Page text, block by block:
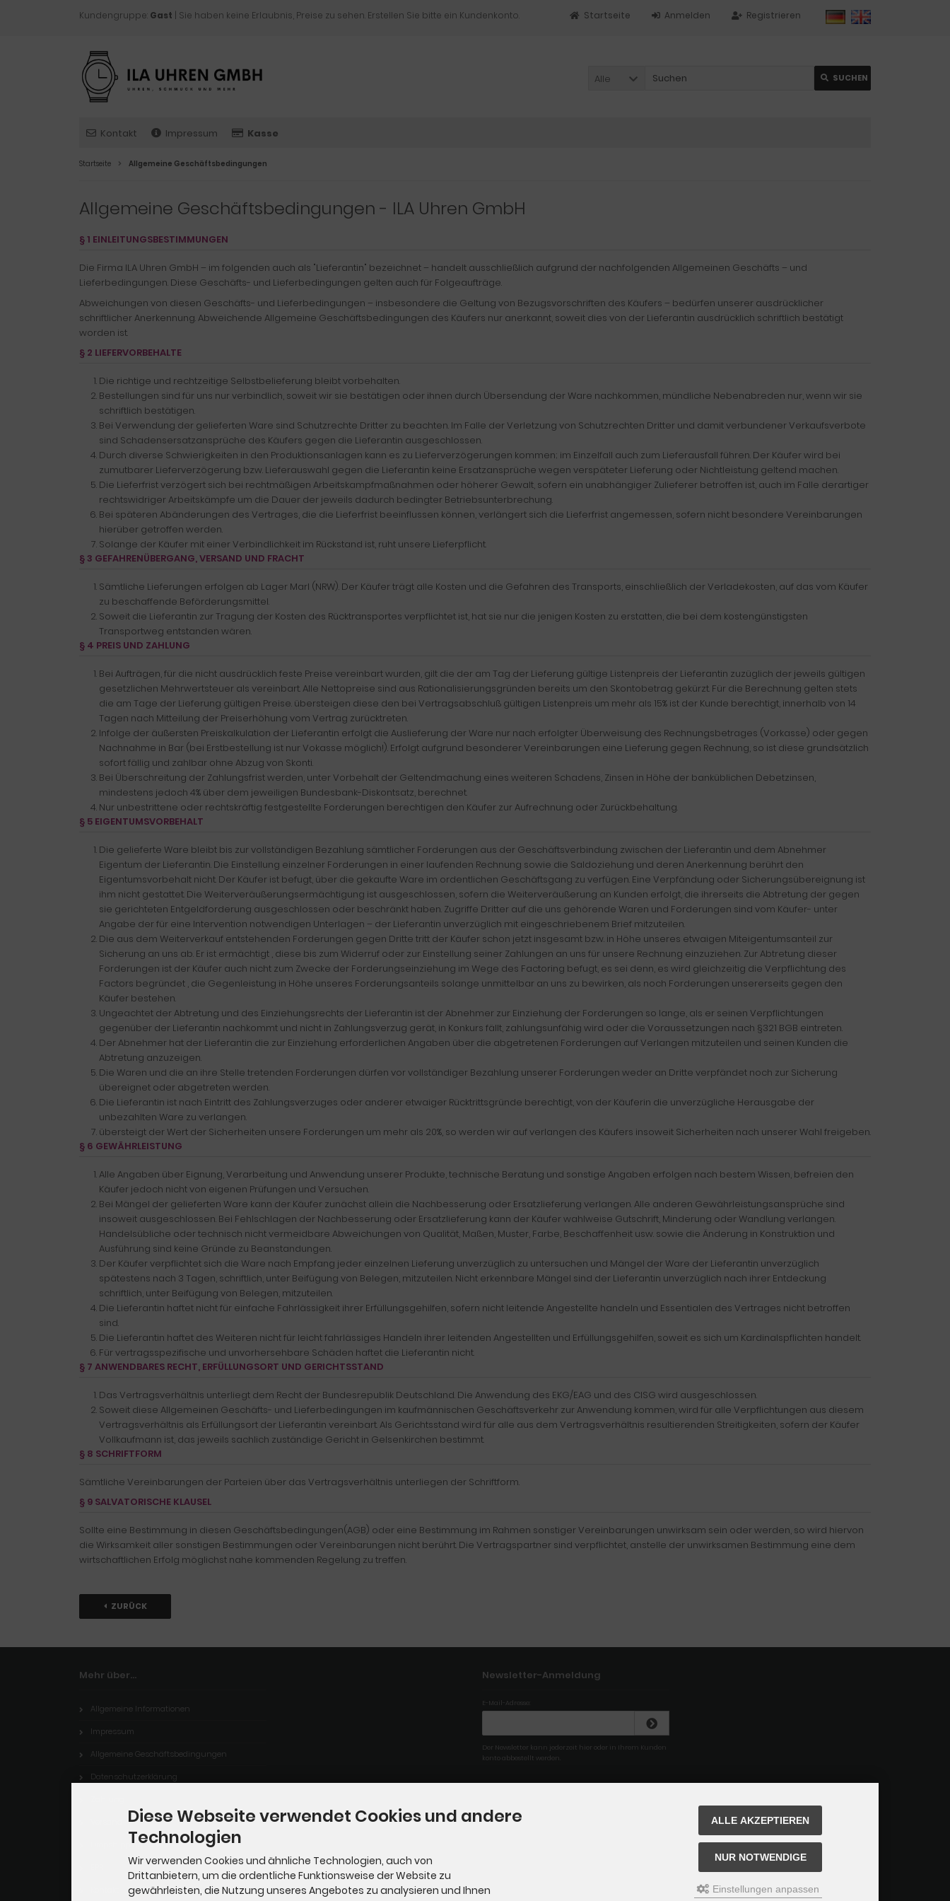
Kundengruppe: Gast | Sie haben keine Erlaubnis, Preise zu sehen. Erstellen Sie bitte ein Kundenkonto. Registrieren
Anmelden
Startseite
Alle SUCHEN
Kontakt Impressum Kasse
Startseite Allgemeine Geschäftsbedingungen
Allgemeine Geschäftsbedingungen - ILA Uhren GmbH
§ 1 EINLEITUNGSBESTIMMUNGEN
Die Firma ILA Uhren GmbH – im folgenden auch als "Lieferantin" bezeichnet – handelt ausschließlich aufgrund der nachfolgenden Allgemeinen Geschäfts – und
Lieferbedingungen. Diese Geschäfts- und Lieferbedingungen gelten auch für Folgeaufträge.
Abweichungen von diesen Geschäfts- und Lieferbedingungen – insbesondere die Geltung von Bezugsvorschriften des Käufers – bedürfen unserer ausdrücklicher
schriftlicher Anerkennung. Abweichende Allgemeine Geschäftsbedingungen des Käufers nur anerkannt, soweit dies von der Lieferantin ausdrücklich schriftlich bestätigt
worden ist.
§ 2 LIEFERVORBEHALTE
Die richtige und rechtzeitige Selbstbelieferung bleibt vorbehalten.
Bestellungen sind für uns nur verbindlich, soweit wir sie bestätigen oder ihnen durch Übersendung der Ware nachkommen, mündliche Nebenabreden nur, wenn wir sie
schriftlich bestätigen.
Bei Verwendung der gelieferten Ware sind Schutzrechte Dritter zu beachten. Im Falle der Verletzung von Schutzrechten Dritter und damit verbundener Verkaufsverbote
sind Schadensersatzansprüche des Käufers gegen die Lieferantin ausgeschlossen.
Durch diverse Schwierigkeiten in den Produktionsanlagen kann es zu Lieferverzögerungen kommen; im Einzelfall auch zum Lieferausfall führen. Der Käufer wird bei
zumutbarer Lieferverzögerung bzw. Lieferauswahl gegen die Lieferantin keine Ersatzansprüche wegen verspäteter Lieferung oder Nichtleistung geltend machen.
Die Lieferfrist verzögert sich bei rechtmäßigen Arbeitskampfmaßnahmen oder höherer Gewalt, sofern ein unabhängiger Zulieferer betroffen ist, auch im Falle derartiger
rechtswidriger Arbeitskämpfe um die Dauer der jeweils dadurch bedingter Betriebsunterbrechung.
Bei späteren Abänderungen des Vertrages, die die Lieferfrist beeinflussen können, verlängert sich die Lieferfrist angemessen, sofern nicht besondere Vereinbarungen
hierüber getroffen werden.
Solange der Käufer mit einer Verbindlichkeit im Rückstand ist, ruht unsere Lieferpflicht.
§ 3 GEFAHRENÜBERGANG, VERSAND UND FRACHT
Sämtliche Lieferungen erfolgen ab Lager Marl (NRW). Der Käufer trägt alle Kosten und die Gefahren des Transports, einschließlich der Verladekosten, auf das vom Käufer
zu beschaffende Beförderungsmittel.
Soweit die Lieferantin zur Tragung der Kosten des Rücktransportes verpflichtet ist, hat sie nur die jenigen Kosten zu erstatten, die bei dem kostengünstigsten
Transportweg entstanden wären.
§ 4 PREIS UND ZAHLUNG
Bei Aufträgen, für die nicht ausdrücklich feste Preise vereinbart wurden, gilt die der am Tag der Lieferung gültige Listenpreis der Lieferantin zuzüglich der jeweils gültigen
gesetzlichen Mehrwertsteuer als vereinbart. Alle Nettopreise sind aus Rationalisierungsgründen bereits um den Skontobetrag gekürzt. Für die Berechnung gelten stets
die am Tage der Lieferung gültigen Preise. übersteigen diese den bei Vertragsabschluß gültigen Listenpreis um mehr als 15% ist der Kunde berechtigt, innerhalb von 14
Tagen nach Mitteilung der Preiserhöhung vom Vertrag zurücktreten.
Infolge der äußersten Preiskalkulation der Lieferantin erfolgt die Auslieferung der Ware nur nach erfolgter Überweisung des Rechnungsbetrages (Vorkasse) oder gegen
Nachnahme in Bar (bei Erstbestellung ist nur Vokasse möglich!). Erfolgt aufgrund besonderer Vereinbarungen eine Lieferung gegen Rechnung, so ist diese grundsätzlich
sofort fällig und zahlbar ohne Abzug von Skonti.
Bei Überschreitung der Zahlungsfrist werden, unter Vorbehalt der Geltendmachung eines weiteren Schadens, Zinsen in Höhe der banküblichen Debetzinsen,
mindestens jedoch 4% über dem jeweiligen Bundesbank-Diskontsatz, berechnet.
Nur unbestrittene oder rechtskräftig festgestellte Forderungen berechtigen den Käufer zur Aufrechnung oder Zurückbehaltung.
§ 5 EIGENTUMSVORBEHALT
Die gelieferte Ware bleibt bis zur vollständigen Bezahlung sämtlicher Forderungen aus der Geschäftsverbindung zwischen der Lieferantin und dem Abnehmer
Eigentum der Lieferantin. Die Einstellung einzelner Forderungen in einer laufenden Rechnung sowie die Saldoziehung und deren Anerkennung berührt den
Eigentumsvorbehalt nicht. Der Käufer ist befugt, über die gekaufte Ware im ordentlichen Geschäftsgang zu verfügen. Eine Verpfändung oder Sicherungsübereignung ist
ihm nicht gestattet. Die Weiterveräußerungsermächtigung ist ausgeschlossen, sofern die Weiterveräußerung an Kunden erfolgt, die ihrerseits die Abtretung der gegen
sie gerichteten Entgeldforderung ausgeschlossen oder beschränkt haben. Zugriffe Dritter auf die uns gehörende Waren und Forderungen sind vom Käufer- unter
Angabe der für eine Intervention notwendigen Unterlagen – der Lieferantin unverzüglich mit eingeschriebenem Brief mitzuteilen.
Die aus dem Weiterverkauf entstehenden Forderungen gegen Dritte tritt der Käufer schon jetzt insgesamt bzw. in Höhe unseres etwaigen Miteigentumsanteil zur
Sicherung an uns ab. Er ist ermächtigt , diese bis zum Widerruf oder zur Einstellung seiner Zahlungen an uns für unsere Rechnung einzuziehen. Zur Abtretung dieser
Forderungen ist der Käufer auch nicht zum Zwecke der Forderungseinziehung im Wege des Factoring befugt, es sei denn, es wird gleichzeitig die Verpflichtung des
Factors begründet , die Gegenleistung in Höhe unseres Forderungsanteils solange unmittelbar an uns zu bewirken, als noch Forderungen unsererseits gegen den
Käufer bestehen.
Ungeachtet der Abtretung und des Einziehungsrechts der Lieferantin ist der Abnehmer zur Einziehung der Forderungen so lange, als er seinen Verpflichtungen
gegenüber der Lieferantin nachkommt und nicht in Zahlungsverzug gerät, in Konkurs fällt, zahlungsunfähig wird oder die Voraussetzungen nach §321 BGB eintreten.
Der Abnehmer hat der Lieferantin die zur Einziehung erforderlichen Angaben über die abgetretenen Forderungen auf Verlangen mitzuteilen und seinen Kunden die
Abtretung anzuzeigen.
Die Waren und die an ihre Stelle tretenden Forderungen dürfen vor vollständiger Bezahlung unserer Forderungen weder an Dritte verpfändet noch zur Sicherung
übereignet oder abgetreten werden.
Die Lieferantin ist nach Eintritt des Zahlungsverzuges oder anderer etwaiger Rücktrittsgründe berechtigt, von der Käuferin die unverzügliche Herausgabe der
unbezahlten Ware zu verlangen.
übersteigt der Wert der Sicherheiten unsere Forderungen um mehr als 20%, so werden wir auf verlangen des Käufers insoweit Sicherheiten nach unserer Wahl freigeben.
§ 6 GEWÄHRLEISTUNG
Alle Angaben über Eignung, Verarbeitung und Anwendung unserer Produkte, technische Beratung und sonstige Angaben erfolgen nach bestem Wissen, befreien den
Käufer jedoch nicht von eigenen Prüfungen und Versuchen.
Bei Mängel der gelieferten Ware kann der Käufer zunächst allein die Nachbesserung oder Ersatzlieferung verlangen. Alle anderen Gewährleistungsansprüche sind
insoweit ausgeschlossen. Bei Fehlschlagen der Nachbesserung oder Ersatzlieferung kann der Käufer wahlweise Gutschrift, Minderung oder Wandlung verlangen.
Handelsübliche oder technisch nicht vermeidbare Abweichungen von Qualität, Maßen, Muster, Farbe, Beschaffenheit usw. sowie die Änderung in Konstruktion und
Ausführung sind keine Gründe zu Beanstandungen.
Der Käufer verpflichtet sich die Ware nach Empfang jeder einzelnen Lieferung unverzüglich zu untersuchen und Mängel der Ware der Lieferantin unverzüglich
spätestens nach 3 Tagen, schriftlich, unter Beifügung von Belegen, mitzuteilen. Nicht erkennbare Mängel sind der Lieferantin unverzüglich nach ihrer Entdeckung
schriftlich, unter Beifügung von Belegen, mitzuteilen.
Die Lieferantin haftet nicht für einfache Fahrlässigkeit ihrer Erfüllungsgehilfen, sofern nicht leitende Angestellte handeln und Essentialen des Vertrages nicht betroffen
sind.
Die Lieferantin haftet des Weiteren nicht für leicht fahrlässiges Handeln ihrer leitenden Angestellten und Erfüllungsgehilfen, soweit es sich um Kardinalspflichten handelt.
Für vertragsspezifische und unvorhersehbare Schäden haftet die Lieferantin nicht.
§ 7 ANWENDBARES RECHT, ERFÜLLUNGSORT UND GERICHTSSTAND
Das Vertragsverhältnis unterliegt dem Recht der Bundesrepublik Deutschland. Die Anwendung des EKG/EAG und des CISG wird ausgeschlossen.
Soweit diese Allgemeinen Geschäfts- und Lieferbedingungen im kaufmännischen Geschäftsverkehr zur Anwendung kommen, wird für alle Verpflichtungen aus diesem
Vertragsverhältnis als Erfüllungsort der Lieferantin vereinbart. Als Gerichtsstand wird für alle aus dem Vertragsverhältnis resultierenden Streitigkeiten, sofern der Käufer
Vollkaufmann ist, das jeweils sachlich zuständige Gericht in Gelsenkirchen bestimmt.
§ 8 SCHRIFTFORM
Sämtliche Vereinbarungen der Parteien über das Vertragsverhältnis unterliegen der Schriftform.
§ 9 SALVATORISCHE KLAUSEL
Sollte eine Bestimmung in diesen Geschäftsbedingungen(AGB) oder eine Bestimmung im Rahmen sonstiger Vereinbarungen unwirksam sein oder werden, so wird hiervon
die Wirksamkeit aller sonstigen Bestimmungen oder Vereinbarungen nicht berührt. Die Vertragspartner sind verpflichtet, anstelle der unwirksamen Bestimmung eine dem
wirtschaftlichen Erfolg möglichst nahe kommenden Regelung zu treffen.
ZURÜCK
Mehr über...
Allgemeine Informationen
Impressum
Allgemeine Geschäftsbedingungen
Datenschutzerklärung
Dropshipping Service
Newsletter-Anmeldung
E-Mail-Adresse:
Der Newsletter kann jederzeit hier oder in Ihrem Kunden
konto abbestellt werden.
Diese Webseite verwendet Cookies und andere
Technologien
Wir verwenden Cookies und ähnliche Technologien, auch von
Drittanbietern, um die ordentliche Funktionsweise der Website zu
gewährleisten, die Nutzung unseres Angebotes zu analysieren und Ihnen
ALLE AKZEPTIEREN
NUR NOTWENDIGE
Einstellungen anpassen